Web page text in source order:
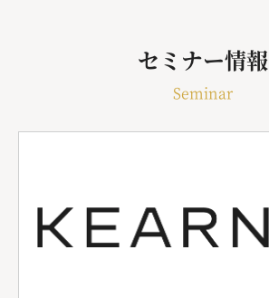
セミナー情報
Seminar